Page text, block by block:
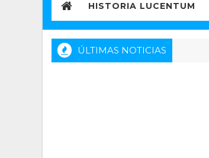
HISTORIA LUCENTUM
ÚLTIMAS NOTICIAS